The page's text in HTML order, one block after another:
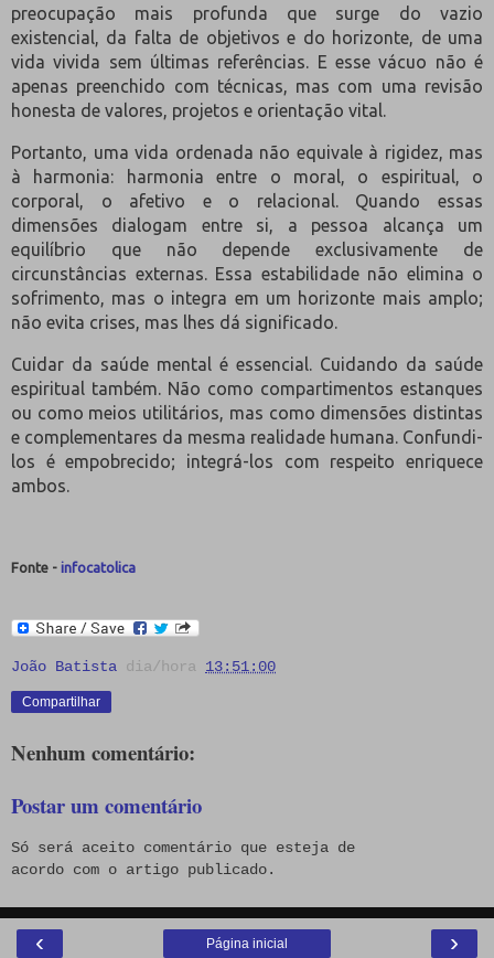
preocupação mais profunda que surge do vazio
existencial, da falta de objetivos e do horizonte, de uma
vida vivida sem últimas referências. E esse vácuo não é
apenas preenchido com técnicas, mas com uma revisão
honesta de valores, projetos e orientação vital.
Portanto, uma vida ordenada não equivale à rigidez, mas
à harmonia: harmonia entre o moral, o espiritual, o
corporal, o afetivo e o relacional. Quando essas
dimensões dialogam entre si, a pessoa alcança um
equilíbrio que não depende exclusivamente de
circunstâncias externas. Essa estabilidade não elimina o
sofrimento, mas o integra em um horizonte mais amplo;
não evita crises, mas lhes dá significado.
Cuidar da saúde mental é essencial. Cuidando da saúde
espiritual também. Não como compartimentos estanques
ou como meios utilitários, mas como dimensões distintas
e complementares da mesma realidade humana. Confundi-
los é empobrecido; integrá-los com respeito enriquece
ambos.
Fonte - infocatolica
João Batista dia/hora 13:51:00
Compartilhar
Nenhum comentário:
Postar um comentário
Só será aceito comentário que esteja de
acordo com o artigo publicado.
‹ ›
Página inicial